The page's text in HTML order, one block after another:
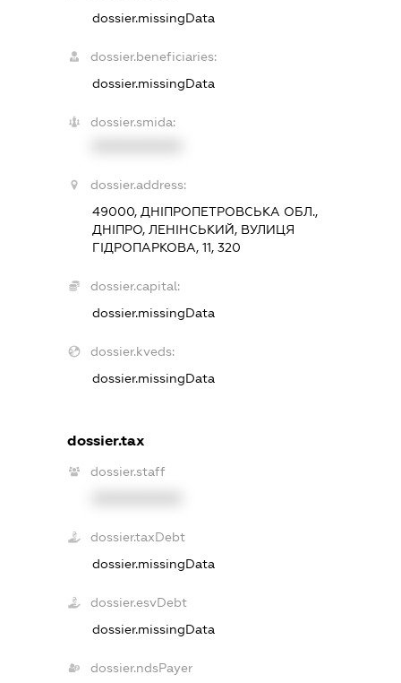
dossier.missingData
dossier.beneficiaries:
dossier.missingData
dossier.smida:
dossier.address:
49000, ДНІПРОПЕТРОВСЬКА ОБЛ.,
ДНІПРО, ЛЕНІНСЬКИЙ, ВУЛИЦЯ
ГІДРОПАРКОВА, 11, 320
dossier.capital:
dossier.missingData
dossier.kveds:
dossier.missingData
dossier.tax
dossier.staff
dossier.taxDebt
dossier.missingData
dossier.esvDebt
dossier.missingData
dossier.ndsPayer